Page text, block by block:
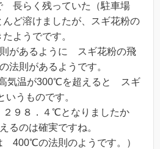
長らく残っていた（駐車場
ど溶けましたが、スギ花粉の
ようでです。
があるように スギ花粉の飛
則があるようです。
気温が300℃を超えると スギ
いうものです。
９８．４℃となりましたか
のは確実ですね。
400℃の法則のようです。）